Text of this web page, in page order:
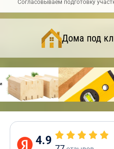
Согласовываем подготовку
Дома под
4.9